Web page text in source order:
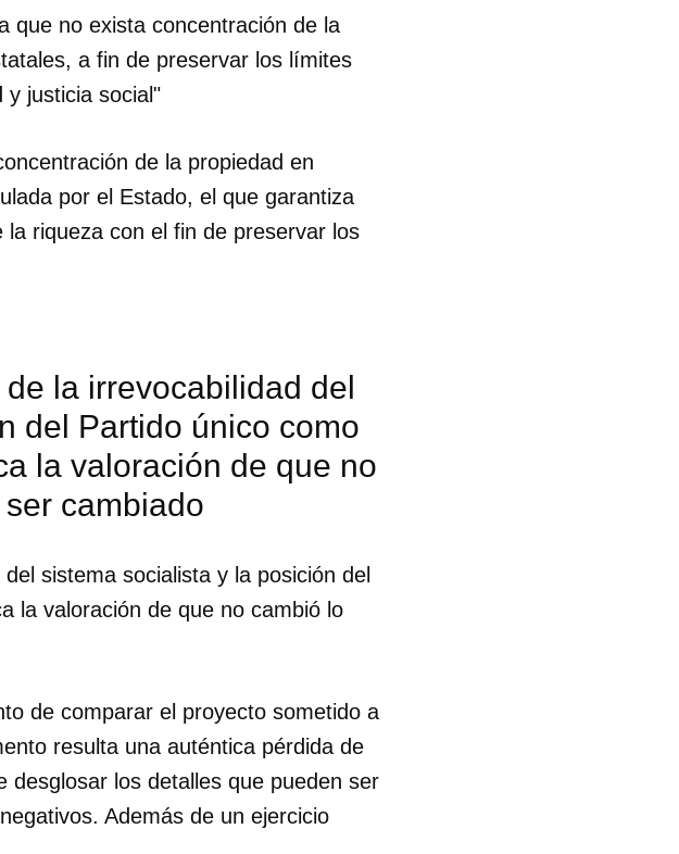
que no exista concentración de la
a fin de preservar los límites
y justicia social"
de la propiedad en
por el Estado, el que garantiza
riqueza con el fin de preservar los
la irrevocabilidad del
del Partido único como
la valoración de que no
cambiado
sistema socialista y la posición del
la valoración de que no cambió lo
de comparar el proyecto sometido a
resulta una auténtica pérdida de
desglosar los detalles que pueden ser
Además de un ejercicio